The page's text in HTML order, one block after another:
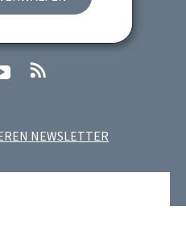
Youtube
NEWSLETTER